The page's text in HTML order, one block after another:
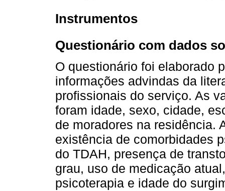
Instrumentos
Questionário com dados
O questionário foi elaborado
informações advindas da
profissionais do serviço. As
foram idade, sexo, cidade,
de moradores na residência.
existência de comorbidades
do TDAH, presença de
grau, uso de medicação
psicoterapia e idade do